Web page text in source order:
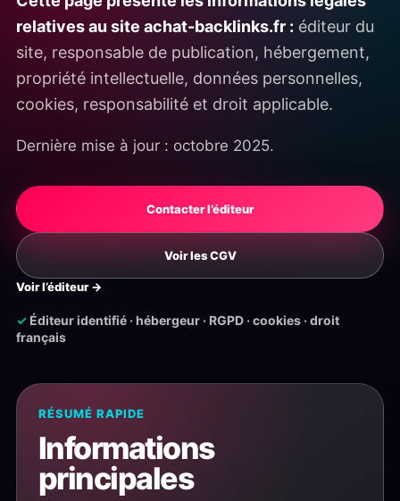
relatives au site achat-backlinks.fr : éditeur du
site, responsable de publication, hébergement,
propriété intellectuelle, données personnelles,
cookies, responsabilité et droit applicable.
Dernière mise à jour : octobre 2025.
Contacter l’éditeur
Voir les CGV
Voir l’éditeur →
✓ Éditeur identifié · hébergeur · RGPD · cookies · droit
français
RÉSUMÉ RAPIDE
Informations
principales